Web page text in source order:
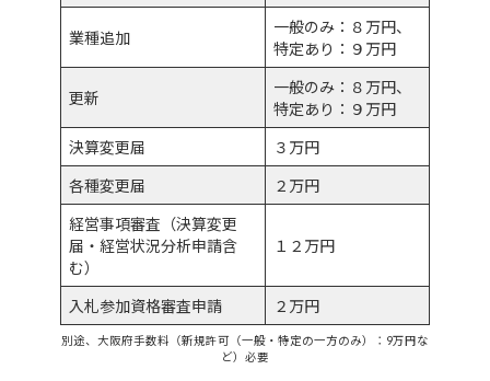
業種追加
一般のみ：８万円、
特定あり：９万円
更新
一般のみ：８万円、
特定あり：９万円
決算変更届 ３万円
各種変更届 ２万円
経営事項審査（決算変更
届・経営状況分析申請含
む）
１２万円
入札参加資格審査申請 ２万円
別途、大阪府手数料（新規許可（一般・特定の一方のみ）：9万円な
ど）必要